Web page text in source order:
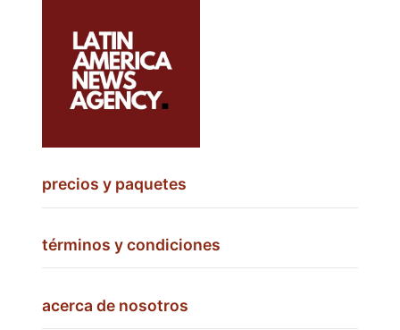
precios y paquetes
términos y condiciones
acerca de nosotros